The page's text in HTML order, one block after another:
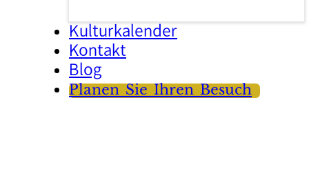
Kulturkalender
Kontakt
Blog
Planen Sie Ihren Besuch